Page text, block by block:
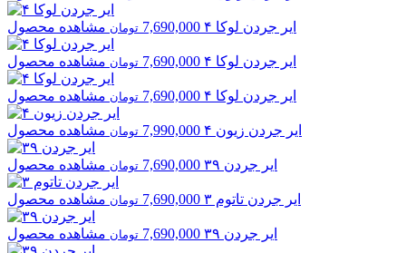
ایر جردن لوکا ۴ 7,690,000 تومان مشاهده محصول
ایر جردن لوکا ۴ 7,690,000 تومان مشاهده محصول
ایر جردن لوکا ۴ 7,690,000 تومان مشاهده محصول
ایر جردن زیون ۴ 7,990,000 تومان مشاهده محصول
ایر جردن ۳۹ 7,690,000 تومان مشاهده محصول
ایر جردن تاتوم ۳ 7,690,000 تومان مشاهده محصول
ایر جردن ۳۹ 7,690,000 تومان مشاهده محصول